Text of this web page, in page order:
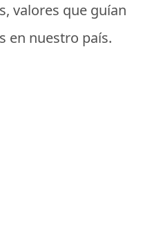
valores que guían
en nuestro país.